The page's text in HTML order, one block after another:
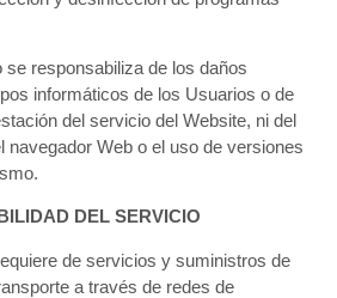
responsabiliza de los daños
informáticos de los Usuarios o de
del servicio del Website, ni del
navegador Web o el uso de versiones
DEL SERVICIO
de servicios y suministros de
a través de redes de